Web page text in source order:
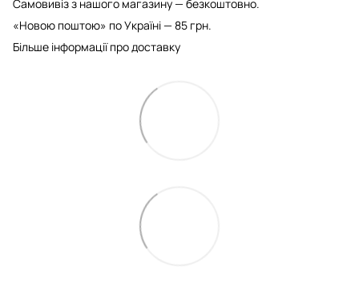
Самовивіз з нашого магазину — безкоштовно.
«Новою поштою» по Україні — 85 грн.
Більше інформації про доставку